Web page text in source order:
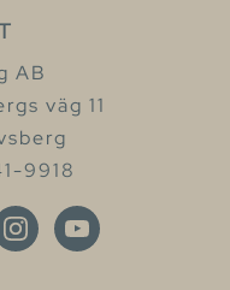
AB
väg 11
9918